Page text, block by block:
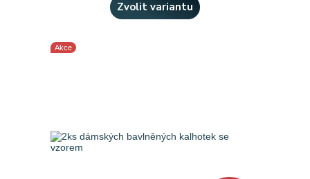
Zvolit variantu
Akce